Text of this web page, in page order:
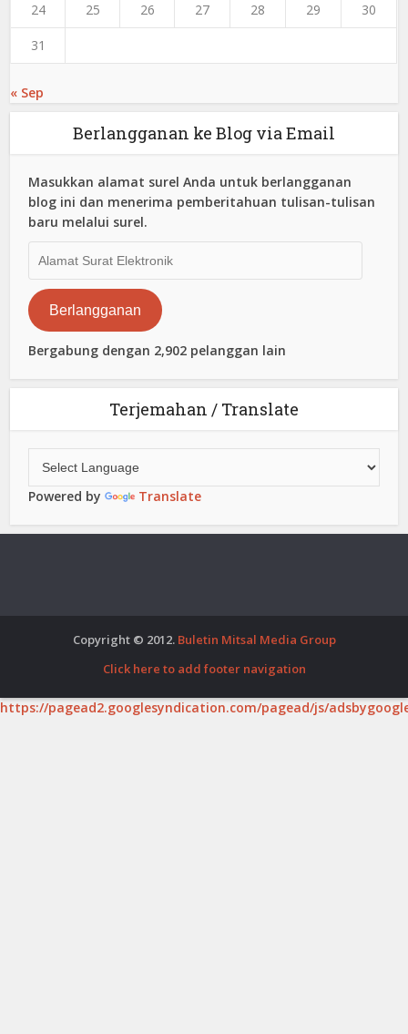
24 25 26 27 28 29 30
31
« Sep
Berlangganan ke Blog via Email
Masukkan alamat surel Anda untuk berlangganan
blog ini dan menerima pemberitahuan tulisan-tulisan
baru melalui surel.
Surat
Elektronik
Berlangganan
Bergabung dengan 2,902 pelanggan lain
Terjemahan / Translate
Powered by Translate
Copyright © 2012. Buletin Mitsal Media Group
Click here to add footer navigation
https://pagead2.googlesyndication.com/pagead/js/